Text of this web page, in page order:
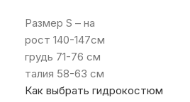
Размер S – на
рост 140-147см
грудь 71-76 см
талия 58-63 см
Как выбрать гидрокостюм